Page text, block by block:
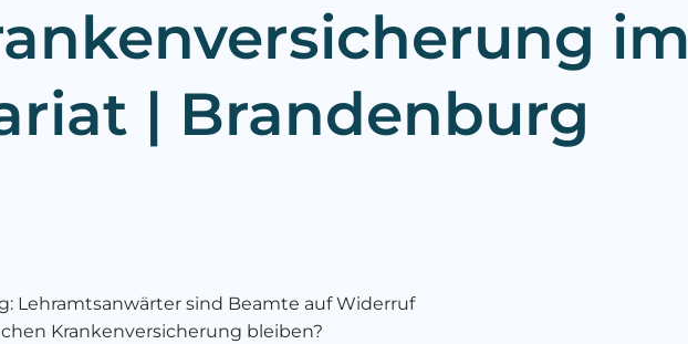
im
| Brandenburg
Lehramtsanwärter sind Beamte auf Widerruf
Krankenversicherung bleiben?